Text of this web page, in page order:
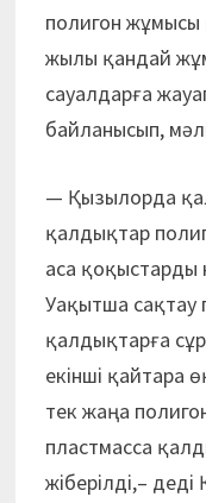
полигон жұмысы
жылы қандай
сауалдарға
байланысып,
— Қызылорда
қалдықтар
аса қоқыстарды
Уақытша сақтау
қалдықтарға
екінші қайтара
тек жаңа
пластмасса
жіберілді,–